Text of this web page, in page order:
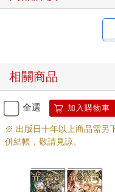
相關商品
全選 加入購物車
※ 出版日十年以上商品需另
併結帳，敬請見諒。